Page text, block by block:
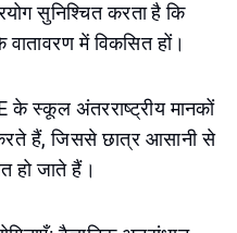
सुनिश्चित करता है कि
में विकसित हों।
के स्कूल अंतरराष्ट्रीय मानकों
हैं, जिससे छात्र आसानी से
हो जाते हैं।